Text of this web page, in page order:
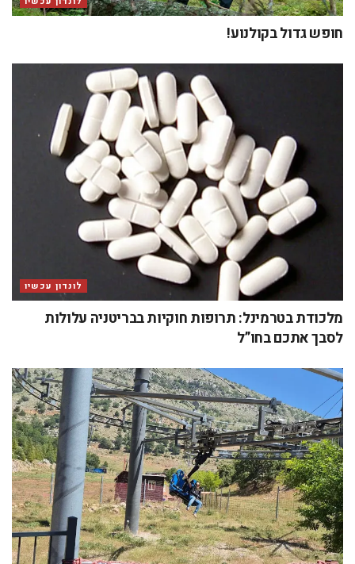
חופש גדול בקולנוע!
לונדון עכשיו
מלכודת בטרמינל: תרופות חוקיות בבריטניה עלולות
לסבך אתכם בחו”ל